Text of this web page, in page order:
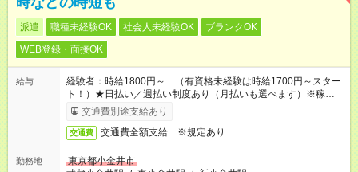
派遣 職種未経験OK 社会人未経験OK
ブランクOK
WEB登録・面接OK
給与
経験者：時給1800円～ （有資格未経験は時給1700円～スター
ト！）★日払い／週払い制度あり（月払いも選べます）※稼働開
始時は手続き完了次第のお支払いとなります★フルタイムできる
方は100円アップ！
交通費別途支給あり
交通費 交通費全額支給 ※規定あり
勤務地
東京都小金井市